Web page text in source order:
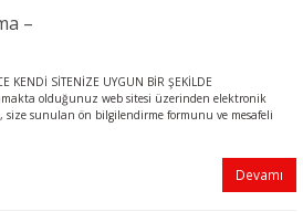
–
KENDİ SİTENİZE UYGUN BİR ŞEKİLDE
olduğunuz web sitesi üzerinden elektronik
sunulan ön bilgilendirme formunu ve mesafeli
Devamı